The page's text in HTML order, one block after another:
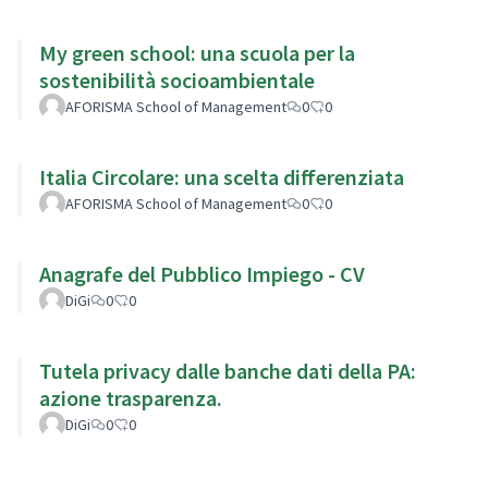
My green school: una scuola per la
sostenibilità socioambientale
AFORISMA School of Management 0 0
Italia Circolare: una scelta differenziata
AFORISMA School of Management 0 0
Anagrafe del Pubblico Impiego - CV
DiGi 0 0
Tutela privacy dalle banche dati della PA:
azione trasparenza.
DiGi 0 0